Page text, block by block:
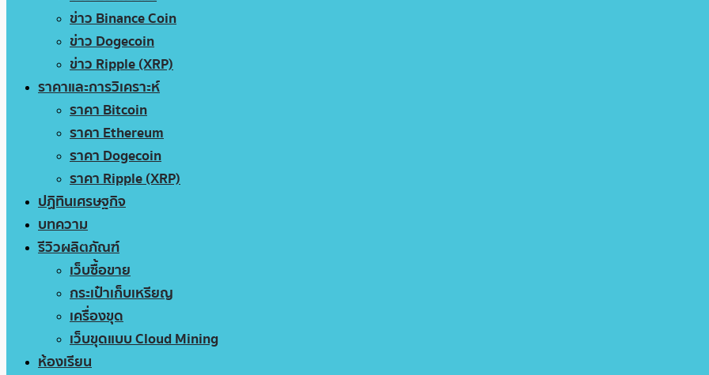
ข่าว Binance Coin
ข่าว Dogecoin
ข่าว Ripple (XRP)
ราคาและการวิเคราะห์
ราคา Bitcoin
ราคา Ethereum
ราคา Dogecoin
ราคา Ripple (XRP)
ปฏิทินเศรษฐกิจ
บทความ
รีวิวผลิตภัณฑ์
เว็บซื้อขาย
กระเป๋าเก็บเหรียญ
เครื่องขุด
เว็บขุดแบบ Cloud Mining
ห้องเรียน